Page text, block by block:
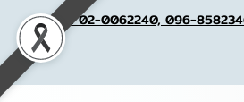
Tel. 02-0062240, 096-